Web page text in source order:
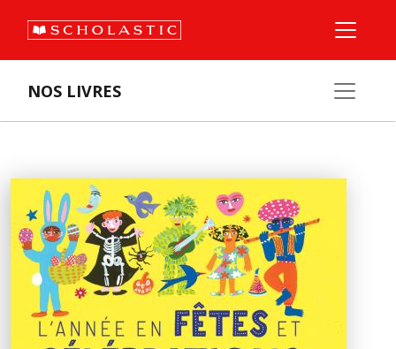
NOS LIVRES